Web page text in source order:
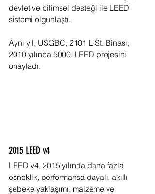
devlet ve bilimsel desteği ile LEED
sistemi olgunlaştı.
Aynı yıl, USGBC, 2101 L St. Binası,
2010 yılında 5000. LEED projesini
onayladı.
2015 LEED v4
LEED v4, 2015 yılında daha fazla
esneklik, performansa dayalı, akıllı
şebeke yaklaşımı, malzeme ve